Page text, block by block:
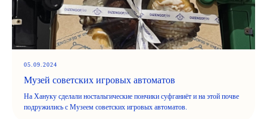
05.09.2024
Музей советских игровых автоматов
На Хануку сделали ностальгические пончики суфганиёт и на этой почве
подружились с Музеем советских игровых автоматов.